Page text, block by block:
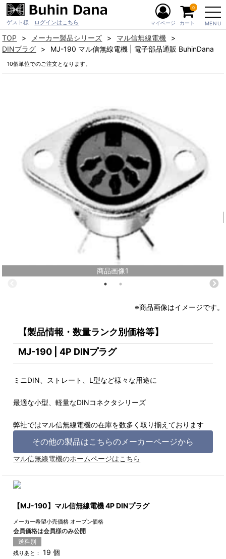
ゲスト様 ログインはこちら MENU
マイページ カート
0
TOP メーカー製品シリーズ
マル信無線電機
DINプラグ
MJ-190 マル信無線電機 | 電子部品通販 BuhinDana
10個単位でのご注文となります。
商品画像1
※商品画像はイメージです。
【製品情報・数量ランク別価格等】
MJ-190 | 4P DINプラグ
ミニDIN、ストレート、L型など様々な用途に
最適な小型、軽量なDINコネクタシリーズ
弊社ではマル信無線電機の在庫を数多く取り揃えております
その他の製品はこちらのメーカーページから
マル信無線電機のホームページはこちら
【MJ-190】マル信無線電機 4P DINプラグ
メーカー希望小売価格 オープン価格
会員価格は会員様のみ公開
送料別
残りあと： 19 個